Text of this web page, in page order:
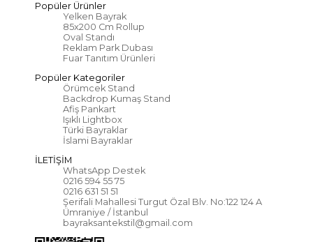
Popüler Ürünler
Yelken Bayrak
85x200 Cm Rollup
Oval Standı
Reklam Park Dubası
Fuar Tanıtım Ürünleri
Popüler Kategoriler
Örümcek Stand
Backdrop Kumaş Stand
Afiş Pankart
Işıklı Lightbox
Türki Bayraklar
İslami Bayraklar
İLETİŞİM
WhatsApp Destek
0216 594 55 75
0216 631 51 51
Şerifali Mahallesi Turgut Özal Blv. No:122 124 A
Ümraniye / İstanbul
bayraksantekstil@gmail.com